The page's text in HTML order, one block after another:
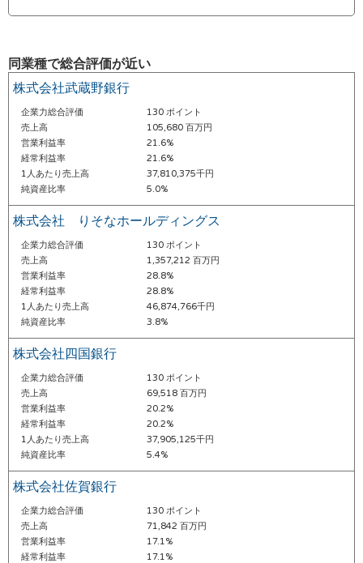
同業種で総合評価が近い
株式会社武蔵野銀行
企業力総合評価
130 ポイント
売上高
105,680 百万円
営業利益率
21.6%
経常利益率
21.6%
1人あたり売上高
37,810,375千円
純資産比率
5.0%
株式会社 りそなホールディングス
企業力総合評価
130 ポイント
売上高
1,357,212 百万円
営業利益率
28.8%
経常利益率
28.8%
1人あたり売上高
46,874,766千円
純資産比率
3.8%
株式会社四国銀行
企業力総合評価
130 ポイント
売上高
69,518 百万円
営業利益率
20.2%
経常利益率
20.2%
1人あたり売上高
37,905,125千円
純資産比率
5.4%
株式会社佐賀銀行
企業力総合評価
130 ポイント
売上高
71,842 百万円
営業利益率
17.1%
経常利益率
17.1%